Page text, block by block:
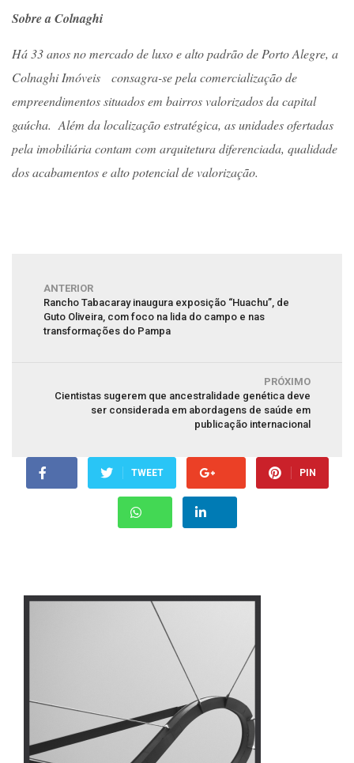
Sobre a Colnaghi
Há 33 anos no mercado de luxo e alto padrão de Porto Alegre, a
Colnaghi Imóveis consagra-se pela comercialização de
empreendimentos situados em bairros valorizados da capital
gaúcha. Além da localização estratégica, as unidades ofertadas
pela imobiliária contam com arquitetura diferenciada, qualidade
dos acabamentos e alto potencial de valorização.
ANTERIOR
Rancho Tabacaray inaugura exposição “Huachu”, de
Guto Oliveira, com foco na lida do campo e nas
transformações do Pampa
PRÓXIMO
Cientistas sugerem que ancestralidade genética deve
ser considerada em abordagens de saúde em
publicação internacional
TWEET PIN